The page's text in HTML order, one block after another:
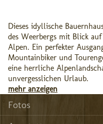
Dieses idyllische
des Weerbergs mit Blick
Alpen. Ein perfekter
Mountainbiker und
eine herrliche
unvergesslichen Urlaub.
mehr anzeigen
Fotos